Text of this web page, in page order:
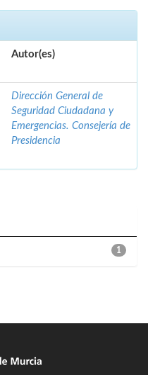
Autor(es)
Dirección General de
Seguridad Ciudadana y
Emergencias. Consejería de
Presidencia
1